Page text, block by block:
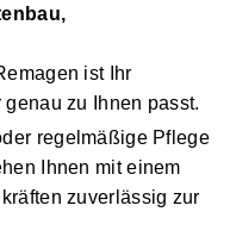
ist Ihr
zu Ihnen passt.
regelmäßige Pflege
Ihnen mit einem
zuverlässig zur